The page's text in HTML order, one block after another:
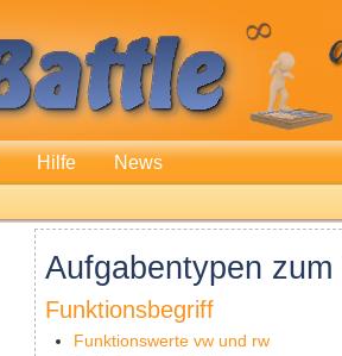
Hilfe News
Aufgabentypen zum
Funktionsbegriff
Funktionswerte vw und rw